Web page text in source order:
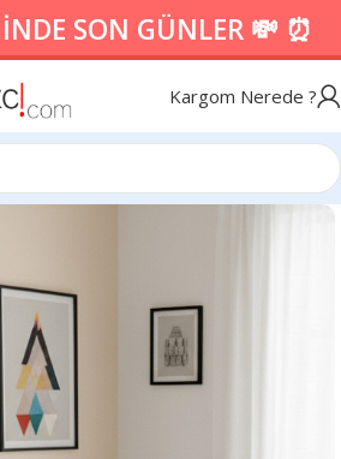
SON GÜNLER 💸 ⏰
Kargom Nerede ?